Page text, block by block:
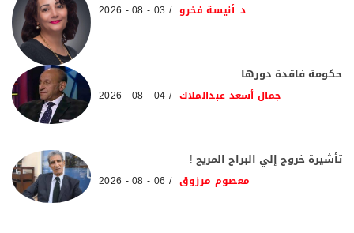
د. أنيسة فخرو 03 - 08 - 2026
حكومة فاقدة دورها
جمال أسعد عبدالملاك 04 - 08 - 2026
تأشيرة خروج إلي البراح المريح !
معصوم مرزوق 06 - 08 - 2026